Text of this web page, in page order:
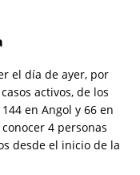
el día de ayer, por
activos, de los
en Angol y 66 en
4 personas
desde el inicio de la